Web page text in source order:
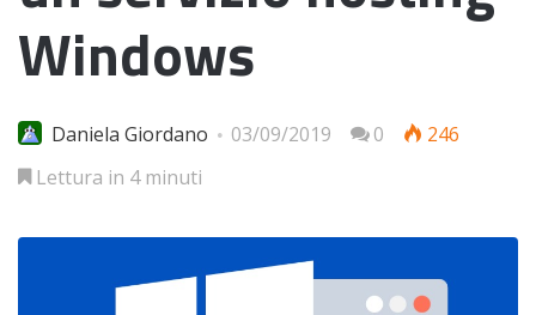
Windows
Daniela Giordano 03/09/2019 0
246
Lettura in 4 minuti